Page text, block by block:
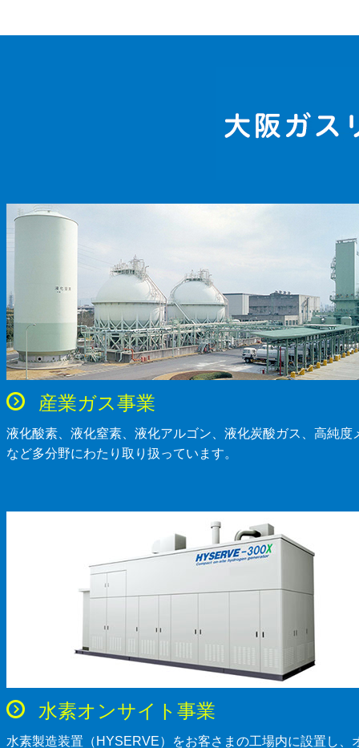
産業ガス事業
液化酸素、液化窒素、液化アルゴン、液化炭酸ガス、高純度
など多分野にわたり取り扱っています。
水素オンサイト事業
水素製造装置（HYSERVE）をお客さまの工場内に設置し、